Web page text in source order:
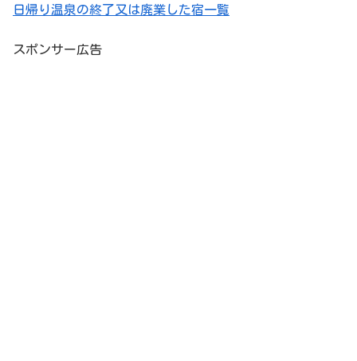
日帰り温泉の終了又は廃業した宿一覧
スポンサー広告